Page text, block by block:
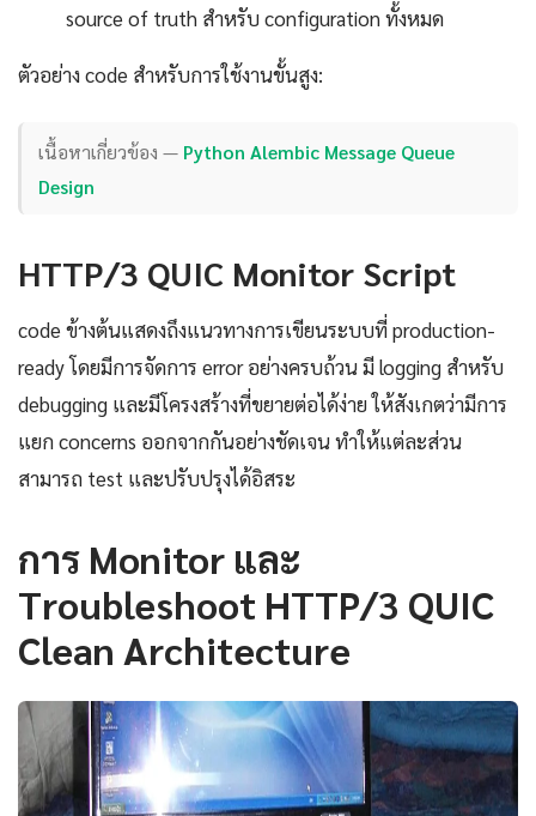
source of truth สำหรับ configuration ทั้งหมด
ตัวอย่าง code สำหรับการใช้งานขั้นสูง:
เนื้อหาเกี่ยวข้อง — Python Alembic Message Queue
Design
HTTP/3 QUIC Monitor Script
code ข้างต้นแสดงถึงแนวทางการเขียนระบบที่ production-
ready โดยมีการจัดการ error อย่างครบถ้วน มี logging สำหรับ
debugging และมีโครงสร้างที่ขยายต่อได้ง่าย ให้สังเกตว่ามีการ
แยก concerns ออกจากกันอย่างชัดเจน ทำให้แต่ละส่วน
สามารถ test และปรับปรุงได้อิสระ
การ Monitor และ
Troubleshoot HTTP/3 QUIC
Clean Architecture